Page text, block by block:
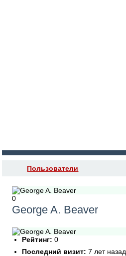
Пользователи
0
George A. Beaver
Рейтинг: 0
Последний визит: 7 лет назад